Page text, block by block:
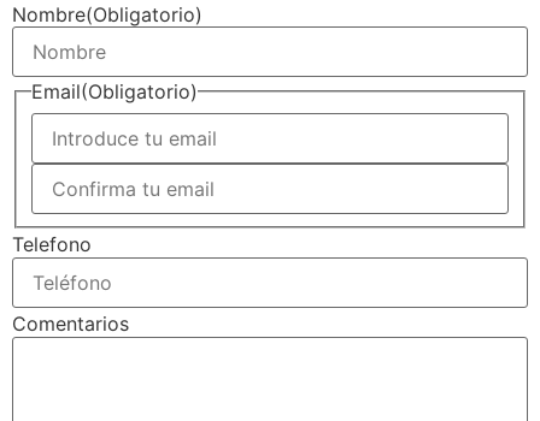
Nombre(Obligatorio)
Email(Obligatorio)
Telefono
Comentarios